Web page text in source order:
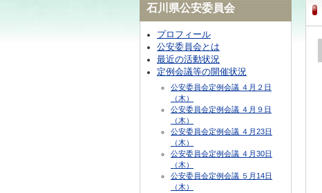
石川県公安委員会
プロフィール
公安委員会とは
最近の活動状況
定例会議等の開催状況
公安委員会定例会議 ４月２日
（木）
公安委員会定例会議 ４月９日
（木）
公安委員会定例会議 ４月23日
（木）
公安委員会定例会議 ４月30日
（木）
公安委員会定例会議 ５月14日
（木）